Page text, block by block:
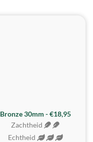
BESTE KOOP
Bronze 30mm - €18,95
Zachtheid
Echtheid